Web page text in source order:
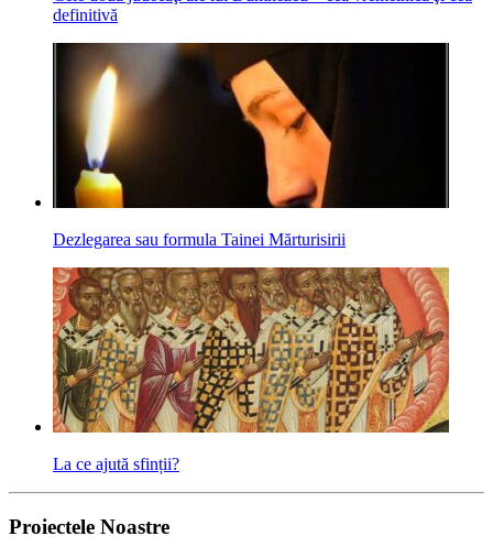
definitivă
Dezlegarea sau formula Tainei Mărturisirii
La ce ajută sfinții?
Proiectele Noastre